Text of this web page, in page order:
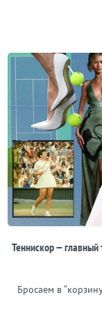
Теннискор —
Бросаем в